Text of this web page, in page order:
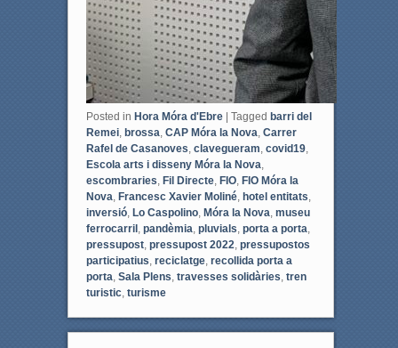
Posted in Hora Móra d'Ebre Tagged barri del
Remei, brossa, CAP Móra la Nova, Carrer
Rafel de Casanoves, clavegueram, covid19,
Escola arts i disseny Móra la Nova,
escombraries, Fil Directe, FIO, FIO Móra la
Nova, Francesc Xavier Moliné, hotel entitats,
inversió, Lo Caspolino, Móra la Nova, museu
ferrocarril , pandèmia, pluvials, porta a porta,
pressupost, pressupost 2022, pressupostos
participatius, reciclatge, recollida porta a
porta, Sala Plens, travesses solidàries, tren
turistic, turisme